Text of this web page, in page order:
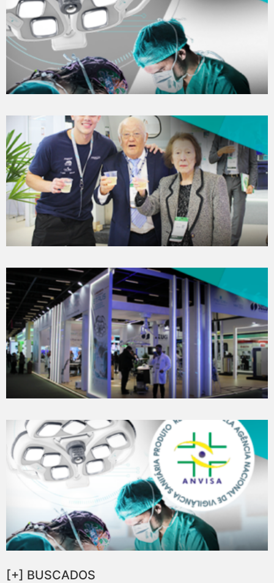
[+] BUSCADOS